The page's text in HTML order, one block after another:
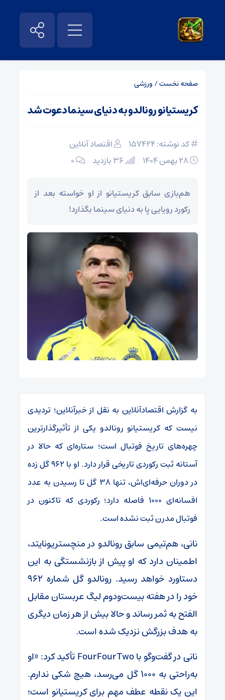
صفحه نخست/ ورزشی
کریستیانو رونالدو به دنیای سینما دعوت شد
کد نوشته: 157424
اقتصاد آنلاین
۰
هم‌بازی سابق کریستیانو از او خواسته بعد از
رکورد رویایی پا به دنیای سینما بگذارد!
به گزارش اقتصادآنلاین به نقل از خبرآنلاین؛ تردیدی
نیست که کریستیانو رونالدو یکی از تأثیرگذارترین
چهره‌های تاریخ فوتبال است؛ ستاره‌ای که حالا در
آستانه ثبت رکوردی تاریخی قرار دارد. او با ۹۶۲ گل زده
در دوران حرفه‌ای‌اش، تنها ۳۸ گل تا رسیدن به عدد
افسانه‌ای ۱۰۰۰ فاصله دارد؛ رکوردی که تاکنون در
فوتبال مدرن ثبت نشده است.
نانی، هم‌تیمی سابق رونالدو در منچستریونایتد،
اطمینان دارد که او پیش از بازنشستگی به این
دستاورد خواهد رسید. رونالدو گل شماره ۹۶۲
خود را در هفته بیست‌ودوم لیگ عربستان مقابل
الفتح به ثمر رساند و حالا بیش از هر زمان دیگری
به هدف بزرگش نزدیک شده است.
نانی در گفت‌و‌گو با FourFourTwo تأکید کرد: «او
به‌راحتی به ۱۰۰۰ گل می‌رسد، هیچ شکی ندارم.
این یک نقطه عطف مهم برای کریستیانو است؛